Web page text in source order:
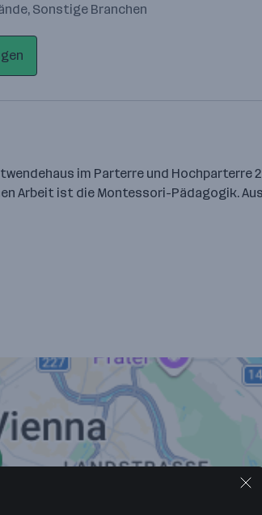
Sonstige Branchen
im Parterre und Hochparterre
Arbeit ist die Montessori-Pädagogik.